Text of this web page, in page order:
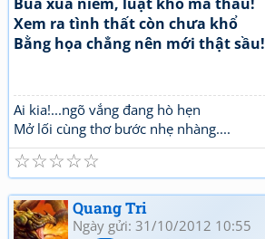
Xem ra tình thất còn chưa khổ
Bằng họa chẳng nên mới thật sầu!
Ai kia!...ngõ vắng đang hò hẹn
Mở lối cùng thơ bước nhẹ nhàng....
☆
☆
☆
☆
☆
Quang Tri
Ngày gửi: 31/10/2012 10:55